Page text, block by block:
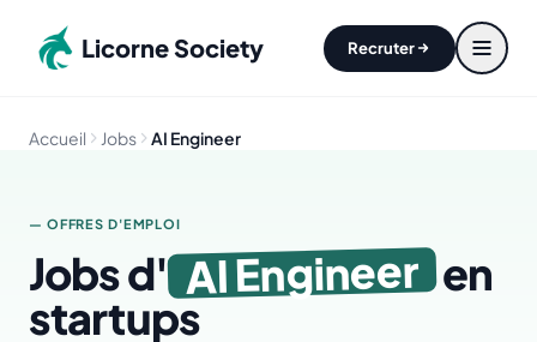
Licorne Society Recruter
Accueil Jobs AI Engineer
— OFFRES D'EMPLOI
Jobs d' AI Engineer en
startups